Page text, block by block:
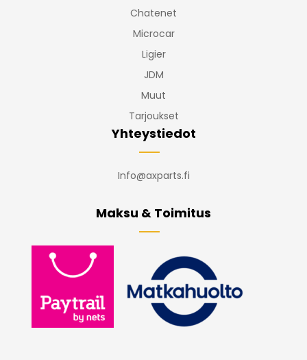
Chatenet
Microcar
Ligier
JDM
Muut
Tarjoukset
Yhteystiedot
Info@axparts.fi
Maksu & Toimitus